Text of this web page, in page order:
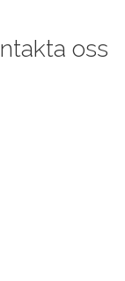
oss